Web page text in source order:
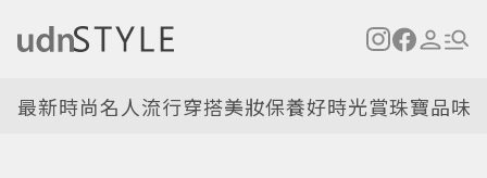
最新時尚名人流行穿搭美妝保養好時光賞珠寶品味